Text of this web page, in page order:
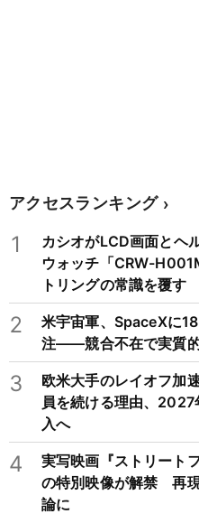
アクセスランキング
1
カシオがLCD画面とヘ
ウォッチ「CRW-
トリングの常識を覆す
2
米宇宙軍、SpaceXに
注——競合不在で実質
3
欧米大手のレイオフ加
員を続ける理由、
入へ
4
実写映画『ストリート
の特別映像が解禁 再
論に